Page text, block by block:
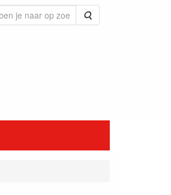
Zoeken